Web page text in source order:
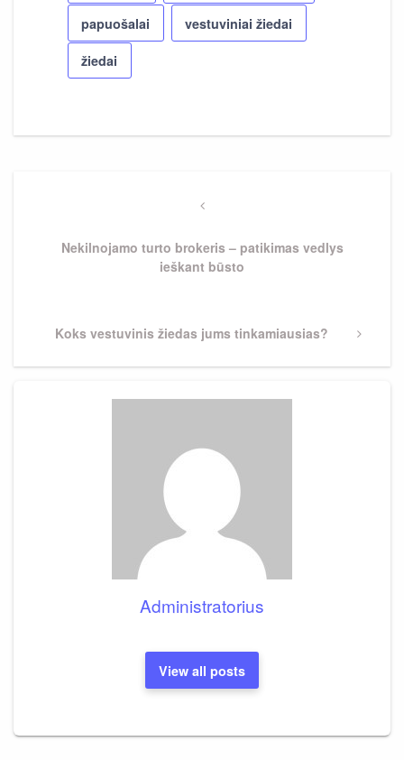
papuošalai vestuviniai žiedai
žiedai
Previous
Nekilnojamo turto brokeris – patikimas vedlys
ieškant būsto
Next
Koks vestuvinis žiedas jums tinkamiausias?
Administratorius
View all posts